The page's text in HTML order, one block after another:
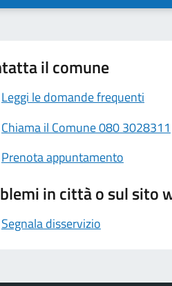
il comune
Leggi le domande frequenti
Chiama il Comune 080 3028311
Prenota appuntamento
in città o sul sito
Segnala disservizio